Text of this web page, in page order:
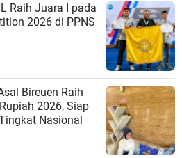
Raih Juara I pada
2026 di PPNS
Bireuen Raih
2026, Siap
Nasional